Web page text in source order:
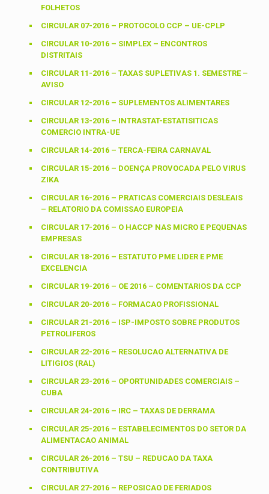
FOLHETOS
CIRCULAR 07-2016 – PROTOCOLO CCP – UE-CPLP
CIRCULAR 10-2016 – SIMPLEX – ENCONTROS
DISTRITAIS
CIRCULAR 11-2016 – TAXAS SUPLETIVAS 1. SEMESTRE –
AVISO
CIRCULAR 12-2016 – SUPLEMENTOS ALIMENTARES
CIRCULAR 13-2016 – INTRASTAT-ESTATISITICAS
COMERCIO INTRA-UE
CIRCULAR 14-2016 – TERCA-FEIRA CARNAVAL
CIRCULAR 15-2016 – DOENÇA PROVOCADA PELO VIRUS
ZIKA
CIRCULAR 16-2016 – PRATICAS COMERCIAIS DESLEAIS
– RELATORIO DA COMISSAO EUROPEIA
CIRCULAR 17-2016 – O HACCP NAS MICRO E PEQUENAS
EMPRESAS
CIRCULAR 18-2016 – ESTATUTO PME LIDER E PME
EXCELENCIA
CIRCULAR 19-2016 – OE 2016 – COMENTARIOS DA CCP
CIRCULAR 20-2016 – FORMACAO PROFISSIONAL
CIRCULAR 21-2016 – ISP-IMPOSTO SOBRE PRODUTOS
PETROLIFEROS
CIRCULAR 22-2016 – RESOLUCAO ALTERNATIVA DE
LITIGIOS (RAL)
CIRCULAR 23-2016 – OPORTUNIDADES COMERCIAIS –
CUBA
CIRCULAR 24-2016 – IRC – TAXAS DE DERRAMA
CIRCULAR 25-2016 – ESTABELECIMENTOS DO SETOR DA
ALIMENTACAO ANIMAL
CIRCULAR 26-2016 – TSU – REDUCAO DA TAXA
CONTRIBUTIVA
CIRCULAR 27-2016 – REPOSICAO DE FERIADOS